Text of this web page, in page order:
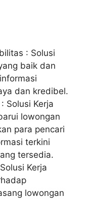
: Solusi
baik dan
dan kredibel.
Solusi Kerja
lowongan
para pencari
terkini
tersedia.
Kerja
lowongan